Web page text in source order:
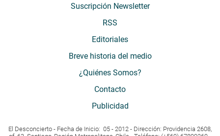
Suscripción Newsletter
RSS
Editoriales
Breve historia del medio
¿Quiénes Somos?
Contacto
Publicidad
El Desconcierto - Fecha de Inicio: 05 - 2012 - Dirección: Providencia 2608,